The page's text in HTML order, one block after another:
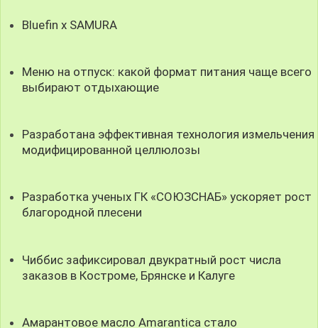
Bluefin x SAMURA
Меню на отпуск: какой формат питания чаще всего
выбирают отдыхающие
Разработана эффективная технология измельчения
модифицированной целлюлозы
Разработка ученых ГК «СОЮЗСНАБ» ускоряет рост
благородной плесени
Чиббис зафиксировал двукратный рост числа
заказов в Костроме, Брянске и Калуге
Амарантовое масло Amarantica стало